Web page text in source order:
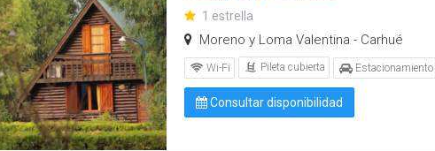
1 estrella
Moreno y Loma Valentina - Carhué
Wi-Fi Pileta cubierta Estacionamiento
Consultar disponibilidad